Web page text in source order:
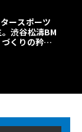
ースポーツ
渋谷松濤BM
くりの矜持